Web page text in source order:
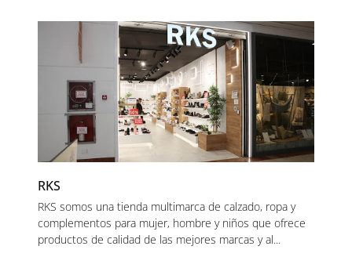
RKS
RKS somos una tienda multimarca de calzado, ropa y
complementos para mujer, hombre y niños que ofrece
productos de calidad de las mejores marcas y al...